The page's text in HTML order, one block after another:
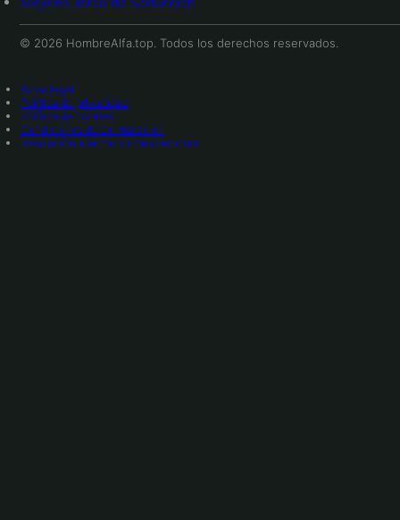
© 2026 HombreAlfa.top. Todos los derechos reservados.
Aviso legal
Política de privacidad
Política de cookies
Condiciones de contratación
Resolución alternativa de conflictos